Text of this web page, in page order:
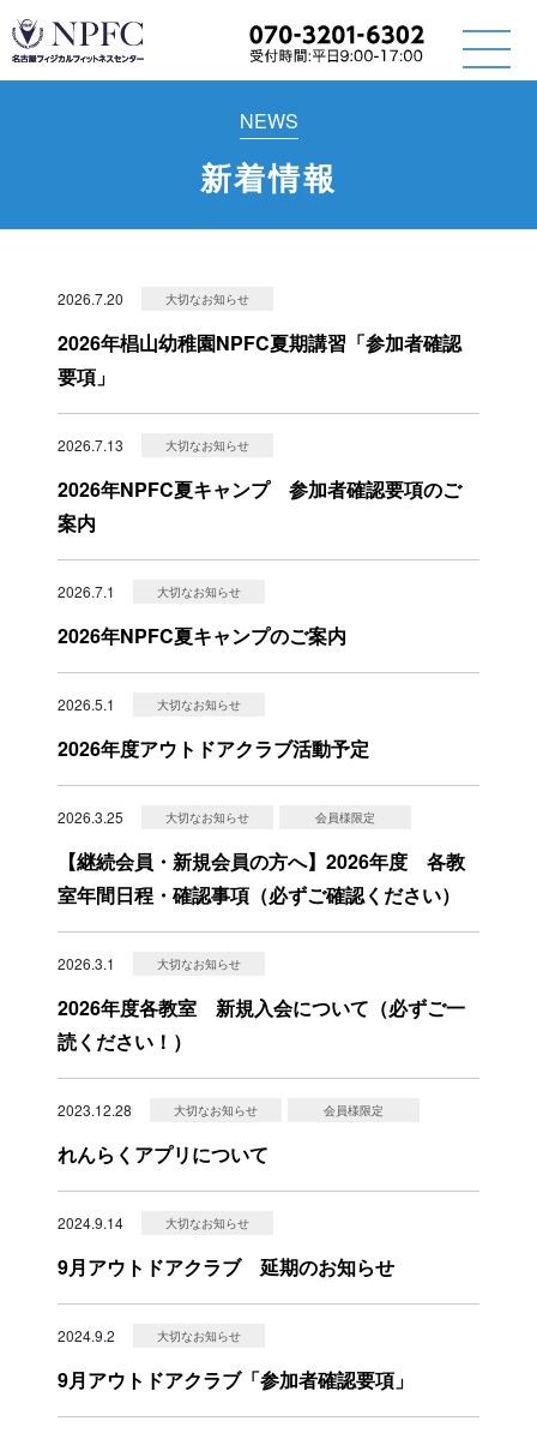
NEWS
新着情報
2026.7.20 大切なお知らせ
2026年椙山幼稚園NPFC夏期講習「参加者確認
要項」
2026.7.13 大切なお知らせ
2026年NPFC夏キャンプ 参加者確認要項のご
案内
2026.7.1 大切なお知らせ
2026年NPFC夏キャンプのご案内
2026.5.1 大切なお知らせ
2026年度アウトドアクラブ活動予定
2026.3.25 大切なお知らせ 会員様限定
【継続会員・新規会員の方へ】2026年度 各教
室年間日程・確認事項（必ずご確認ください）
2026.3.1 大切なお知らせ
2026年度各教室 新規入会について（必ずご一
読ください！）
2023.12.28 大切なお知らせ 会員様限定
れんらくアプリについて
2024.9.14 大切なお知らせ
9月アウトドアクラブ 延期のお知らせ
2024.9.2 大切なお知らせ
9月アウトドアクラブ「参加者確認要項」